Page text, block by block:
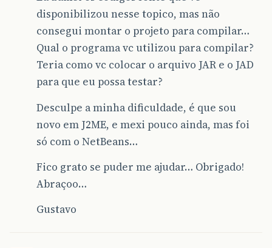
disponibilizou nesse topico, mas não
consegui montar o projeto para compilar…
Qual o programa vc utilizou para compilar?
Teria como vc colocar o arquivo JAR e o JAD
para que eu possa testar?
Desculpe a minha dificuldade, é que sou
novo em J2ME, e mexi pouco ainda, mas foi
só com o NetBeans…
Fico grato se puder me ajudar… Obrigado!
Abraçoo…
Gustavo